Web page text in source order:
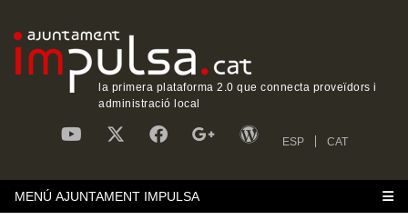
la primera plataforma 2.0 que connecta proveïdors i
administració local
ESP CAT
MENÚ AJUNTAMENT IMPULSA